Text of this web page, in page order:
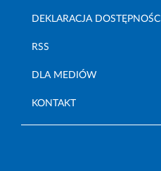
DEKLARACJA DOSTĘPNOŚCI
RSS
DLA MEDIÓW
KONTAKT